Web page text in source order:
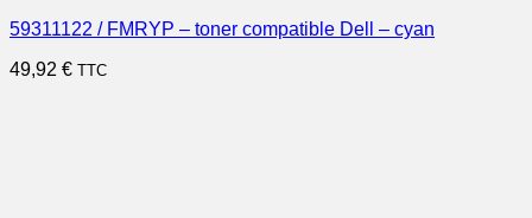
59311122 / FMRYP – toner compatible Dell – cyan
49,92 € TTC